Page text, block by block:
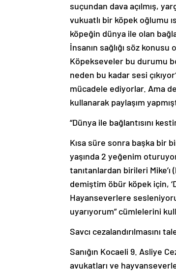
suçundan dava açılmış,
vukuatlı bir köpek oğlumu
köpeğin dünya ile olan
İnsanın sağlığı söz
Köpekseveler bu durumu
neden bu kadar sesi
mücadele ediyorlar. Ama
kullanarak paylaşım
“Dünya ile bağlantısını
Kısa süre sonra başka bir
yaşında 2 yeğenim
tanıtanlardan birileri Mike’ı
demiştim öbür köpek için,
Hayanseverlere
uyarıyorum” cümlelerini
Savcı cezalandırılmasını
Sanığın Kocaeli 9. Asliye
avukatları ve